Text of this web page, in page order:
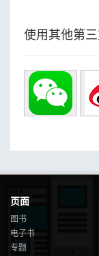
使用其他第
页面
图书
电子书
专题